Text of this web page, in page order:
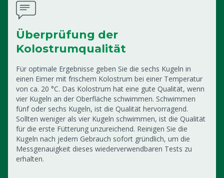
Überprüfung der
Kolostrumqualität
Für optimale Ergebnisse geben Sie die sechs Kugeln in
einen Eimer mit frischem Kolostrum bei einer Temperatur
von ca. 20 °C. Das Kolostrum hat eine gute Qualität, wenn
vier Kugeln an der Oberfläche schwimmen. Schwimmen
fünf oder sechs Kugeln, ist die Qualität hervorragend.
Sollten weniger als vier Kugeln schwimmen, ist die Qualität
für die erste Fütterung unzureichend. Reinigen Sie die
Kugeln nach jedem Gebrauch sofort gründlich, um die
Messgenauigkeit dieses wiederverwendbaren Tests zu
erhalten.